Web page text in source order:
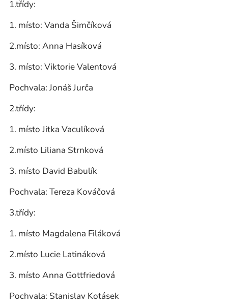
1.třídy:
1. místo: Vanda Šimčíková
2.místo: Anna Hasíková
3. místo: Viktorie Valentová
Pochvala: Jonáš Jurča
2.třídy:
1. místo Jitka Vaculíková
2.místo Liliana Strnková
3. místo David Babulík
Pochvala: Tereza Kováčová
3.třídy:
1. místo Magdalena Filáková
2.místo Lucie Latináková
3. místo Anna Gottfriedová
Pochvala: Stanislav Kotásek